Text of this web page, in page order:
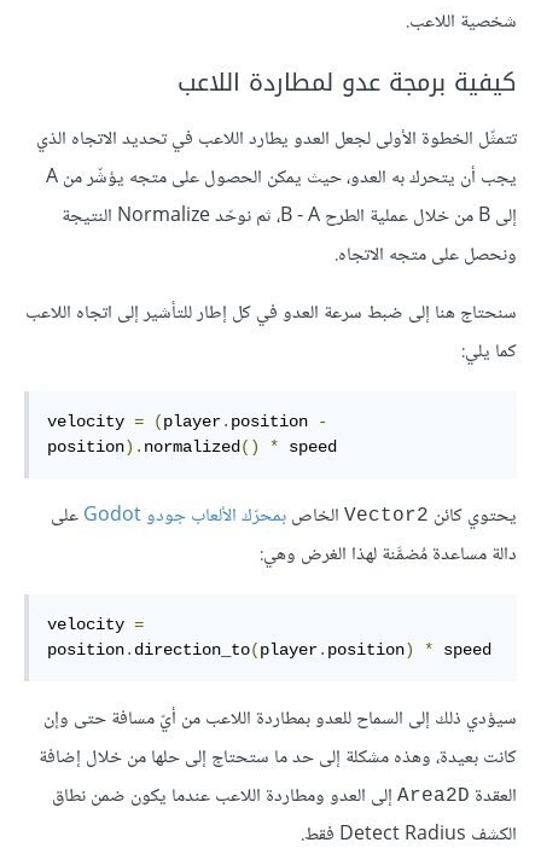
شخصية اللاعب.
كيفية برمجة عدو لمطاردة اللاعب
تتمثّل الخطوة الأولى لجعل العدو يطارد اللاعب في تحديد الاتجاه الذي
يجب أن يتحرك به العدو، حيث يمكن الحصول على متجه يؤشّر من A
إلى B من خلال عملية الطرح B - A، ثم نوحّد Normalize النتيجة
ونحصل على متجه الاتجاه.
سنحتاج هنا إلى ضبط سرعة العدو في كل إطار للتأشير إلى اتجاه اللاعب
كما يلي:
velocity = (player. position
-
position). normalized () * speed
يحتوي كائن Vector2 الخاصبمحرّك الألعاب جودو Godot
على
دالة مساعدة مُضمَّنة لهذا الغرض وهي:
velocity =
position. direction_to(player. position) * speed
سيؤدي ذلك إلى السماح للعدو بمطاردة اللاعب من أيّ مسافة حتى وإن
كانت بعيدة، وهذه مشكلة إلى حد ما ستحتاج إلى حلها من خلال إضافة
العقدة Area2D إلى العدو ومطاردة اللاعب عندما يكون ضمن نطاق
الكشف Detect Radius فقط.